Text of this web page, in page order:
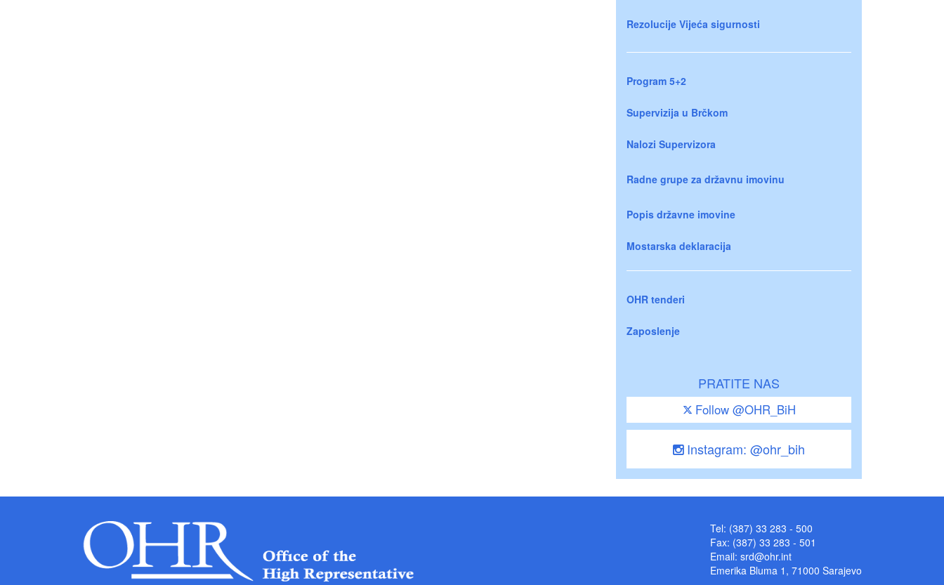
Rezolucije Vijeća sigurnosti
Program 5+2
Supervizija u Brčkom
Nalozi Supervizora
Radne grupe za državnu imovinu
Popis državne imovine
Mostarska deklaracija
OHR tenderi
Zaposlenje
PRATITE NAS
Follow @OHR_BiH
Instagram: @ohr_bih
Tel: (387) 33 283 - 500
Fax: (387) 33 283 - 501
Email: srd@ohr.int
Emerika Bluma 1, 71000 Sarajevo